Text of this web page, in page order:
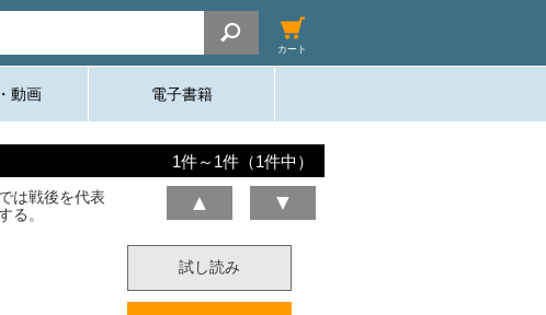
カート
動画 電子書籍
1件～ 1件（1件中）
は戦後を代表
る。
▲ ▼
試し読み